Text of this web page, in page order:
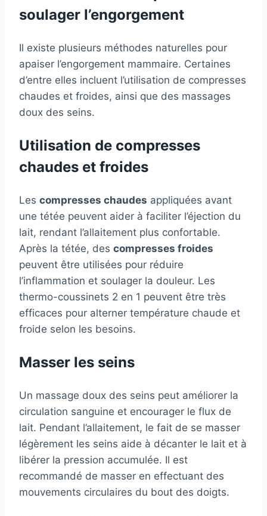
soulager l’engorgement
Il existe plusieurs méthodes naturelles pour
apaiser l’engorgement mammaire. Certaines
d’entre elles incluent l’utilisation de compresses
chaudes et froides, ainsi que des massages
doux des seins.
Utilisation de compresses
chaudes et froides
Les compresses chaudes appliquées avant
une tétée peuvent aider à faciliter l’éjection du
lait, rendant l’allaitement plus confortable.
Après la tétée, des compresses froides
peuvent être utilisées pour réduire
l’inflammation et soulager la douleur. Les
thermo-coussinets 2 en 1 peuvent être très
efficaces pour alterner température chaude et
froide selon les besoins.
Masser les seins
Un massage doux des seins peut améliorer la
circulation sanguine et encourager le flux de
lait. Pendant l’allaitement, le fait de se masser
légèrement les seins aide à décanter le lait et à
libérer la pression accumulée. Il est
recommandé de masser en effectuant des
mouvements circulaires du bout des doigts.